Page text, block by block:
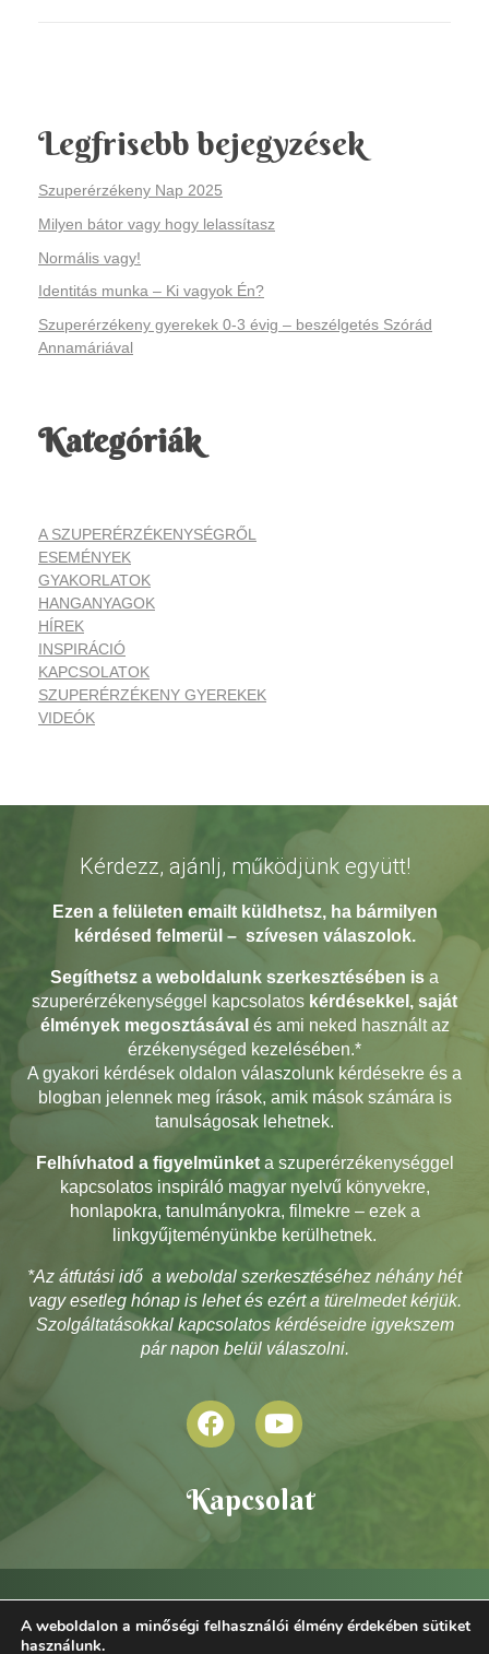
Legfrisebb bejegyzések
Szuperérzékeny Nap 2025
Milyen bátor vagy hogy lelassítasz
Normális vagy!
Identitás munka – Ki vagyok Én?
Szuperérzékeny gyerekek 0-3 évig – beszélgetés Szórád
Annamáriával
Kategóriák
A SZUPERÉRZÉKENYSÉGRŐL
ESEMÉNYEK
GYAKORLATOK
HANGANYAGOK
HÍREK
INSPIRÁCIÓ
KAPCSOLATOK
SZUPERÉRZÉKENY GYEREKEK
VIDEÓK
Kérdezz, ajánlj, működjünk együtt!
Ezen a felületen emailt küldhetsz, ha bármilyen
kérdésed felmerül – szívesen válaszolok.
Segíthetsz a weboldalunk szerkesztésében is a
szuperérzékenységgel kapcsolatos kérdésekkel, saját
élmények megosztásával és ami neked használt az
érzékenységed kezelésében.*
A gyakori kérdések oldalon válaszolunk kérdésekre és a
blogban jelennek meg írások, amik mások számára is
tanulságosak lehetnek.
Felhívhatod a figyelmünketa szuperérzékenységgel
kapcsolatos inspiráló magyar nyelvű könyvekre,
honlapokra, tanulmányokra, filmekre – ezek a
linkgyűjteményünkbe kerülhetnek.
*Az átfutási idő a weboldal szerkesztéséhez néhány hét
vagy esetleg hónap is lehet és ezért a türelmedet kérjük.
Szolgáltatásokkal kapcsolatos kérdéseidre igyekszem
pár napon belül válaszolni.
Kapcsolat
A weboldalon a minőségi felhasználói élmény érdekében sütiket
használunk.